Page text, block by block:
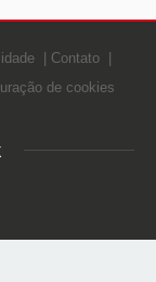
Contato
de cookies